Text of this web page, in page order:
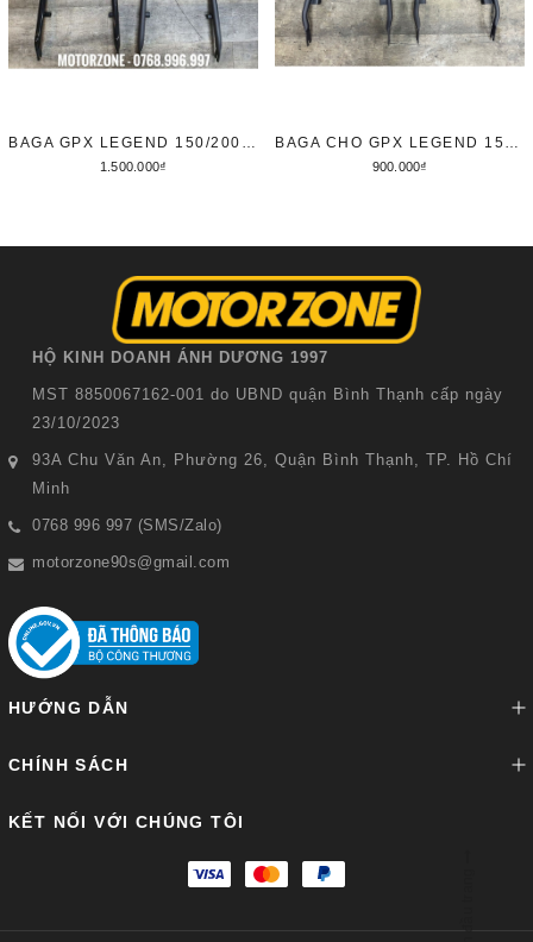
BAGA GPX LEGEND 150/200 - MẪU DÀY
1.500.000₫
BAGA CHO GPX LEGEND 150 FI VÀ LEGEND 150/200
900.000₫
HỘ KINH DOANH ÁNH DƯƠNG 1997
MST 8850067162-001 do UBND quận Bình Thạnh cấp ngày
23/10/2023
93A Chu Văn An, Phường 26, Quận Bình Thạnh, TP. Hồ Chí
Minh
0768 996 997 (SMS/Zalo)
motorzone90s@gmail.com
HƯỚNG DẪN
CHÍNH SÁCH
KẾT NỐI VỚI CHÚNG TÔI
Lên đầu trang